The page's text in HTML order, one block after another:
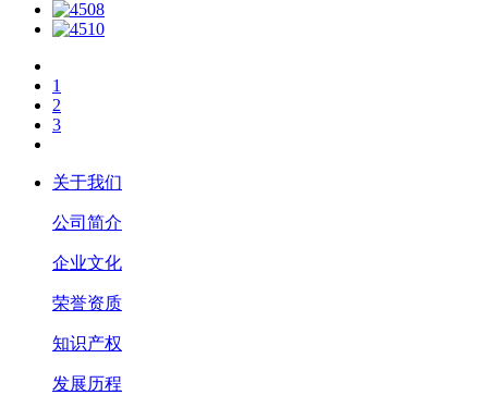
1
2
3
关于我们
公司简介
企业文化
荣誉资质
知识产权
发展历程